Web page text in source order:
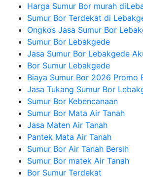
Harga Sumur Bor murah
Sumur Bor Terdekat di
Ongkos Jasa Sumur Bor
Sumur Bor Lebakgede
Jasa Sumur Bor Lebakgede
Bor Sumur Lebakgede
Biaya Sumur Bor 2026 Promo
Jasa Tukang Sumur Bor
Sumur Bor Kebencanaan
Sumur Bor Mata Air Tanah
Jasa Maten Air Tanah
Pantek Mata Air Tanah
Sumur Bor Air Tanah Bersih
Sumur Bor matek Air Tanah
Bor Sumur Terdekat